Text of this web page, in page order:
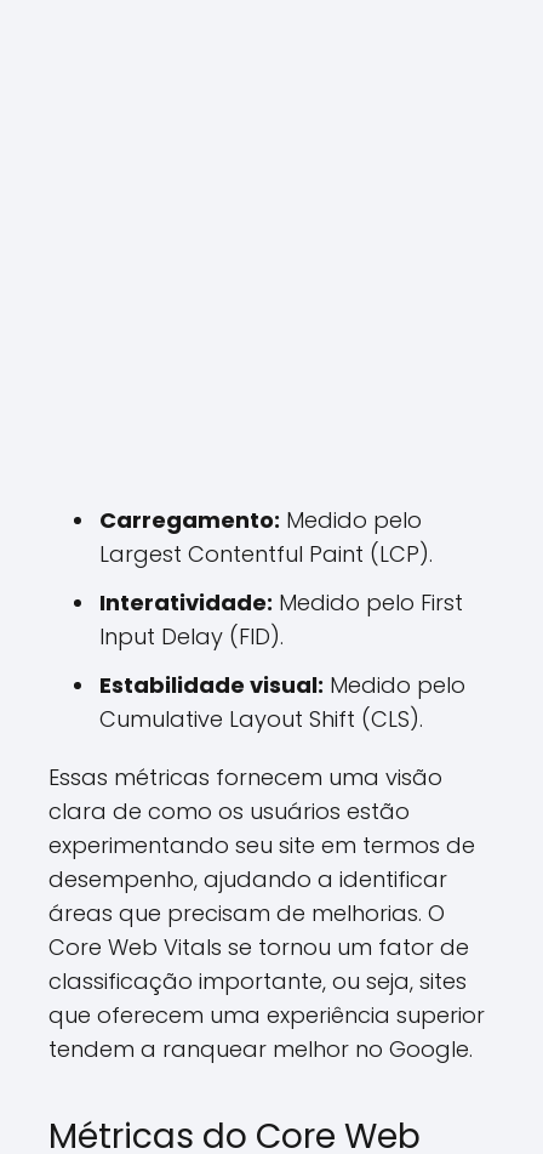
Carregamento: Medido pelo
Largest Contentful Paint (LCP).
Interatividade: Medido pelo First
Input Delay (FID).
Estabilidade visual: Medido pelo
Cumulative Layout Shift (CLS).
Essas métricas fornecem uma visão
clara de como os usuários estão
experimentando seu site em termos de
desempenho, ajudando a identificar
áreas que precisam de melhorias. O
Core Web Vitals se tornou um fator de
classificação importante, ou seja, sites
que oferecem uma experiência superior
tendem a ranquear melhor no Google.
Métricas do Core Web